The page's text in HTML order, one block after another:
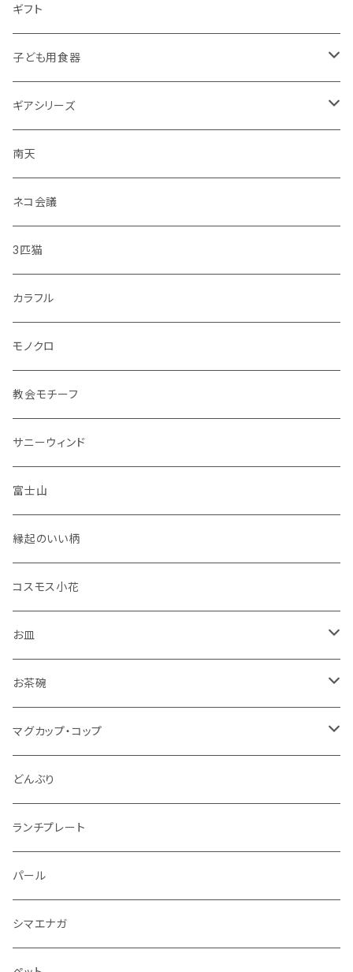
ギフト
子ども用食器
・恐竜
・のりもの
・彩花
・どうぶつ
・小鳥
シマエナガ
ギアシリーズ
大皿
中皿
小皿
マグカップ
コップ
花瓶
セット品
南天
ネコ会議
3匹猫
カラフル
モノクロ
教会モチーフ
サニーウィンド
富士山
縁起のいい柄
コスモス小花
お皿
角皿
丸皿
仕切り皿
お茶碗
大サイズ
小サイズ
マグカップ・コップ
マグカップ（大）
マグカップ（小）
湯のみ
ミニカップ
どんぶり
ランチプレート
パール
シマエナガ